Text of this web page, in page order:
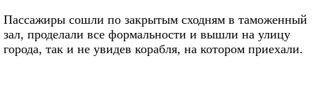
Пассажиры сошли по закрытым сходням в таможенный
зал, проделали все формальности и вышли на улицу
города, так и не увидев корабля, на котором приехали.